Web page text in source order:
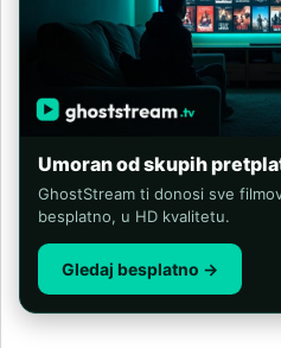
Umoran od skupih
GhostStream ti donosi sve
besplatno, u HD kvalitetu.
Gledaj besplatno →